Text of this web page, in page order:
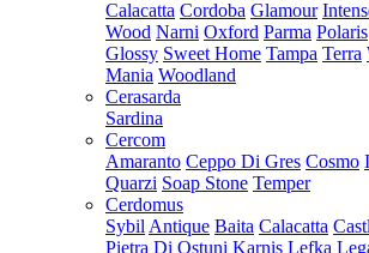
Calacatta Cordoba Glamour
Wood Narni Oxford Parma Polaris
Glossy Sweet Home Tampa Terra
Mania Woodland
Cerasarda
Sardina
Cercom
Amaranto Ceppo Di Gres Cosmo
Quarzi Soap Stone Temper
Cerdomus
Sybil Antique Baita Calacatta
Pietra Di Ostuni Karnis Lefka